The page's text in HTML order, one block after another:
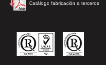
Catálogo fabricación a terceros